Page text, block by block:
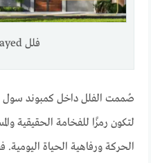
فلل Sol New Zayed
لتكون رمزًا للفخامة الحقيقية
الحركة ورفاهية الحياة